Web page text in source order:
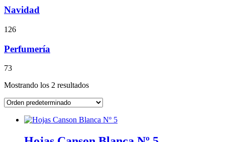
Navidad
126
Perfumería
73
Mostrando los 2 resultados